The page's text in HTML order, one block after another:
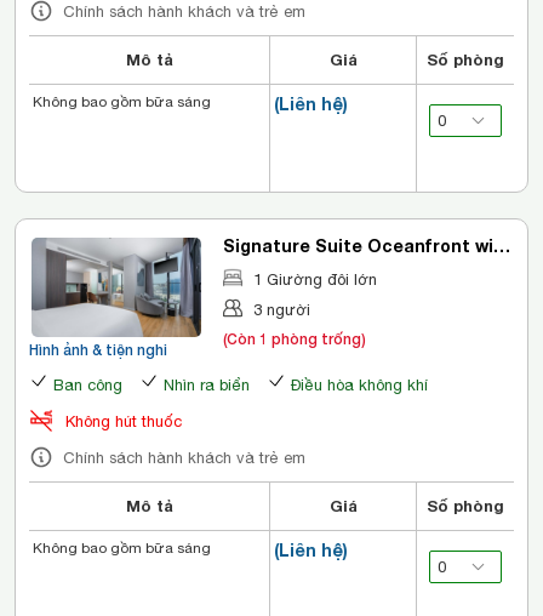
Chính sách hành khách và trẻ em
Mô tả Giá Số phòng
(Liên hệ)
Không bao gồm bữa sáng
Hình ảnh & tiện nghi
Signature Suite Oceanfront with
Balcony
1 Giường đôi lớn
3 người
(Còn 1 phòng trống)
Ban công Nhìn ra biển
Điều hòa không khí
Không hút thuốc
Chính sách hành khách và trẻ em
Mô tả Giá Số phòng
(Liên hệ)
Không bao gồm bữa sáng